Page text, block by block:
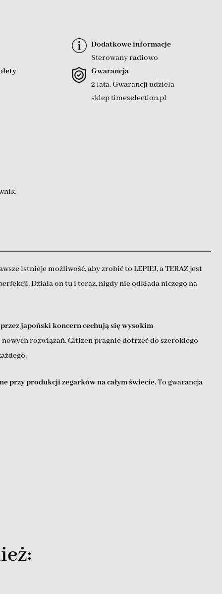
,
Dodatkowe informacje
Sterowany radiowo
Gwarancja
2 lata, Gwarancji udziela
sklep timeselection.pl
istnieje możliwość, aby zrobić to LEPIEJ, a TERAZ jest
Działa on tu i teraz, nigdy nie odkłada niczego na
japoński koncern cechują się wysokim
rozwiązań. Citizen pragnie dotrzeć do szerokiego
przy produkcji zegarków na całym świecie.To gwarancja